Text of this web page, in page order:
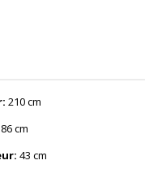
210 cm
86 cm
43 cm